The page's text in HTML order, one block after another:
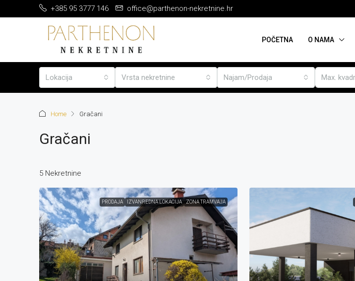
+385 95 3777 146 office@parthenon-nekretnine.hr
POČETNA O NAMA
Lokacija Vrsta nekretnine Najam/Prodaja
Home Gračani
Gračani
5 Nekretnine
PRODAJA IZVANREDNA LOKACIJA ZONA TRAMVAJA